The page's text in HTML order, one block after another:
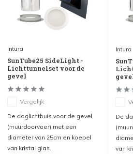
Intura
SunTube25 SideLight -
Lichttunnelset voor de
gevel
Vergelijk
De daglichtbuis voor de gevel
(muurdoorvoer) met een
diameter van 25cm en koepel
van kristal glas.
Intura
De
van